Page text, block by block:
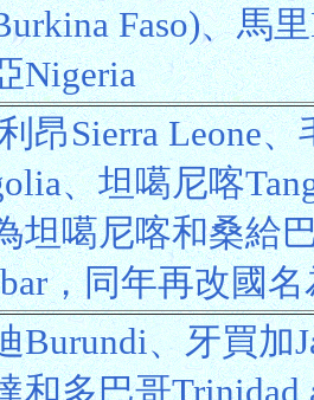
Faso)、馬
Nigeria
昂Sierra Leone
、坦噶尼喀
坦噶尼喀和桑給
，同年再改國
Burundi、牙買加
和多巴哥Trinidad